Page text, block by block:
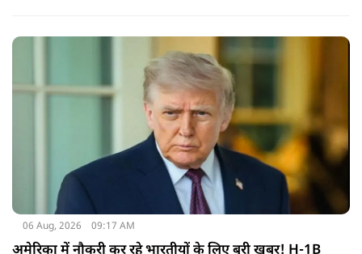
जरिए संबोधन दिया था.
06 Aug, 2026 09:17 AM
अमेरिका में नौकरी कर रहे भारतीयों के लिए बुरी खबर! H-1B